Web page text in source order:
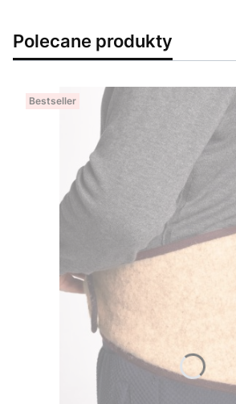
Polecane produkty
Bestseller